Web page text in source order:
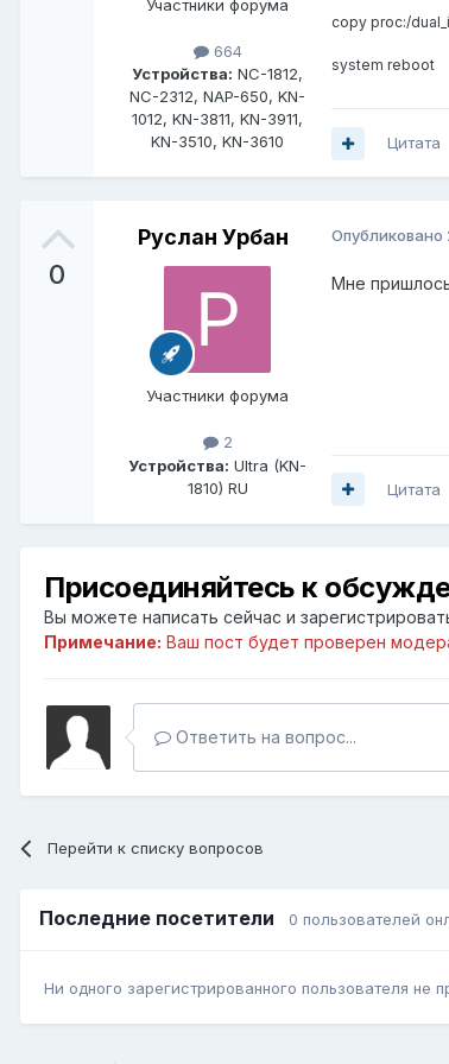
Участники форума
664
Устройства: NC-1812,
NC-2312, NAP-650, KN-
1012, KN-3811, KN-3911,
KN-3510, KN-3610
copy proc:/
system reboot
Цитата
0
Руслан Урбан
Участники форума
2
Устройства: Ultra (KN-
1810) RU
Опубликовано
Мне
Цитата
Присоединяйтесь к
Вы можете написать сейчас и
Примечание: Ваш пост будет проверен
Ответить на вопрос...
Перейти к списку вопросов
Последние посетители 0 пользователей
Ни одного зарегистрированного пользователя не